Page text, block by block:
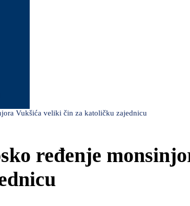
Vukšića veliki čin za katoličku zajednicu
ređenje